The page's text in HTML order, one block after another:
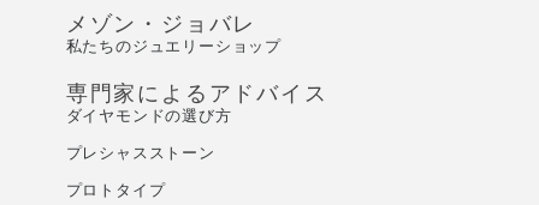
メゾン・ジョバレ
私たちのジュエリーショップ
専門家によるアドバイス
ダイヤモンドの選び方
プレシャスストーン
プロトタイプ